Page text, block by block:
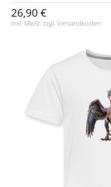
26,90 €
inkl. MwSt. zzgl.Versandkosten